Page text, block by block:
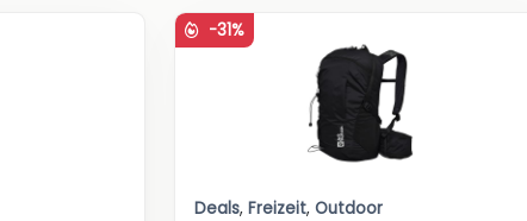
-31%
Deals, Freizeit, Outdoor